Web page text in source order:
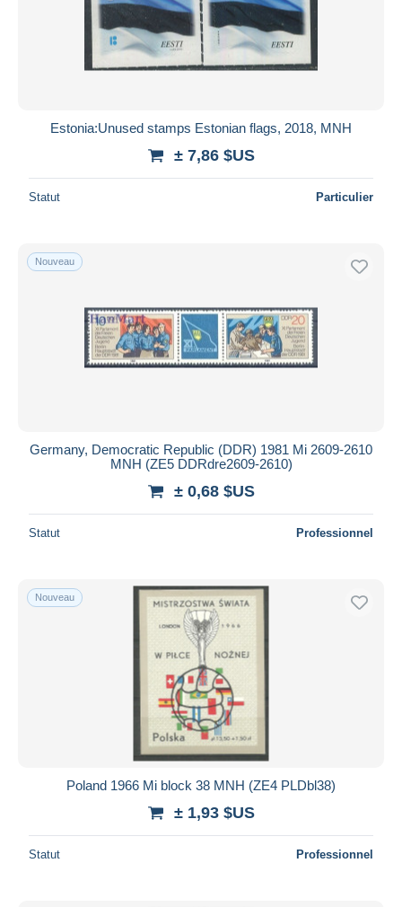
Estonia:Unused stamps Estonian flags, 2018, MNH
± 7,86 $US
Statut Particulier
Nouveau
Germany, Democratic Republic (DDR) 1981 Mi 2609-2610
MNH (ZE5 DDRdre2609-2610)
± 0,68 $US
Statut Professionnel
Nouveau
Poland 1966 Mi block 38 MNH (ZE4 PLDbl38)
± 1,93 $US
Statut Professionnel